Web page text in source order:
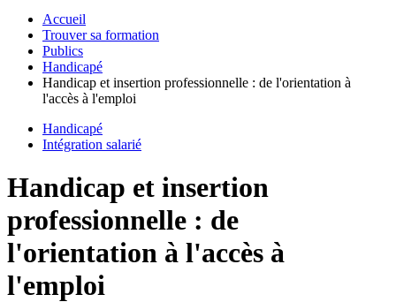
Accueil
Trouver sa formation
Publics
Handicapé
Handicap et insertion professionnelle : de l'orientation à
l'accès à l'emploi
Handicapé
Intégration salarié
Handicap et insertion
professionnelle : de
l'orientation à l'accès à
l'emploi